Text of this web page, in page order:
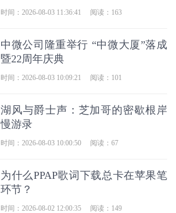
时间：2026-08-03 11:36:41 阅读：163
中微公司隆重举行 “中微大厦”落成
暨22周年庆典
时间：2026-08-03 10:09:21 阅读：101
湖风与爵士声：芝加哥的密歇根岸
慢游录
时间：2026-08-03 10:00:50 阅读：67
为什么PPAP歌词下载总卡在苹果笔
环节？
时间：2026-08-02 12:00:35 阅读：149